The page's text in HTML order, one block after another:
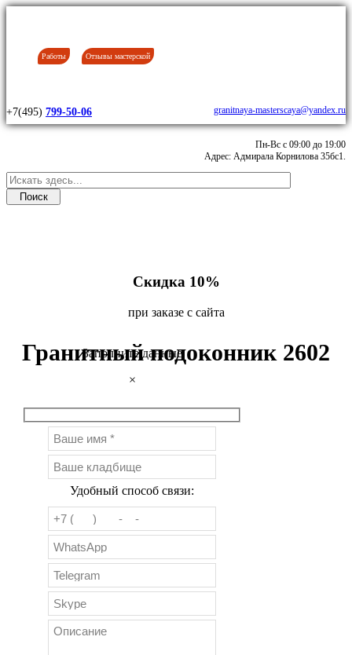
Работы Отзывы мастерской
+7(495) 799-50-06 granitnaya-masterscaya@yandex.ru
Пн-Вс с 09:00 до 19:00
Адрес: Адмирала Корнилова 35бс1.
Скидка 10%
при заказе с сайта
Гранитный подоконник 2602
Заполните данные
×
Удобный способ связи: